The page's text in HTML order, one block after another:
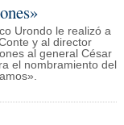
Urondo le realizó a
y al director
al general César
el nombramiento del